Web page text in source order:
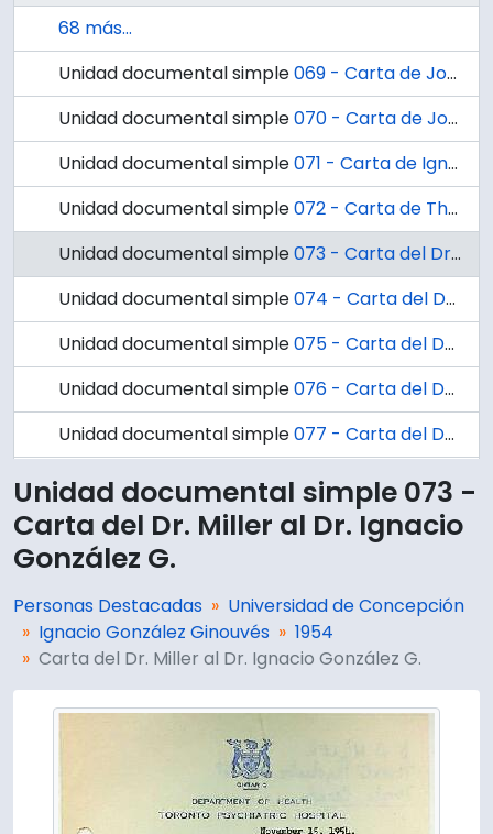
68 más...
Unidad documental simple069 - Carta de José González al Dr. Enrique Laval
Unidad documental simple070 - Carta de José González al Dr. Gustavo Fricke
Unidad documental simple071 - Carta de Ignacio González G. al Dr. Alejandro Garretón
Unidad documental simple072 - Carta de Theodore Gandy al Dr. Ignacio González G.
Unidad documental simple073 - Carta del Dr. Miller al Dr. Ignacio González G.
Unidad documental simple074 - Carta del Dr. Ignacio González G. al Dr. Pablo Gerzanits
Unidad documental simple075 - Carta del Dr. Ignacio González G. al Prefecto Jefe de Carabineros de Concepción
Unidad documental simple076 - Carta del Dr. Eduardo Cáceres al Dr. Ignacio González G.
Unidad documental simple077 - Carta del Dr. Ignacio González G. al Dr. Edgardo Enríquez Frodden
4 más...
Unidad documental simple 073 -
Carta del Dr. Miller al Dr. Ignacio
González G.
Personas Destacadas
Universidad de Concepción
Ignacio González Ginouvés
1954
Carta del Dr. Miller al Dr. Ignacio González G.